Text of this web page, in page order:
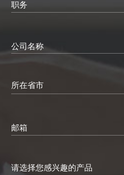
职务
公司名称
所在省市
邮箱